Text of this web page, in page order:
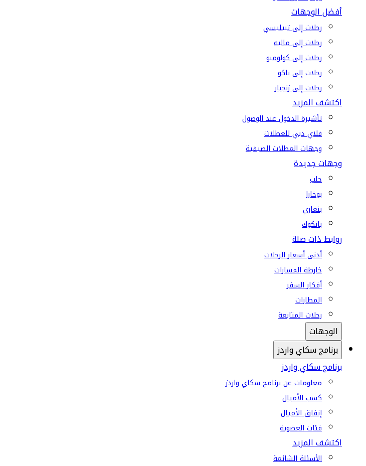
أفضل الوجهات
رحلات إلى تبيليسي
رحلات إلى ماليه
رحلات إلى كولومبو
رحلات إلى باكو
رحلات إلى زنجبار
اكتشف المزيد
تأشيرة الدخول عند الوصول
فلاي دبي للعطلات
وجهات العطلات الصيفية
وجهات جديدة
حلب
بوخارا
بنغازي
بانكوك
روابط ذات صلة
أدنى أسعار الرحلات
خارطة المسارات
أفكار السفر
المطارات
رحلات المتابعة
الوجهات
برنامج سكاي واردز
برنامج سكاي واردز
معلومات عن برنامج سكاي واردز
كسب الأميال
إنفاق الأميال
فئات العضوية
اكتشف المزيد
الأسئلة الشائعة